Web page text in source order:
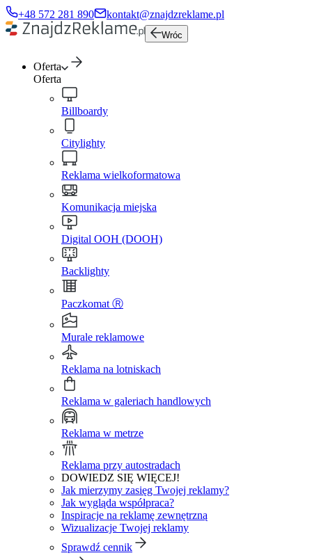
+48 572 281 890 kontakt@znajdzreklame.pl
Wróc
Oferta
Oferta
Billboardy
Citylighty
Reklama wielkoformatowa
Komunikacja miejska
Digital OOH (DOOH)
Backlighty
Paczkomat Ⓡ
Murale reklamowe
Reklama na lotniskach
Reklama w galeriach handlowych
Reklama w metrze
Reklama przy autostradach
DOWIEDZ SIĘ WIĘCEJ!
Jak mierzymy zasięg Twojej reklamy?
Jak wygląda współpraca?
Inspiracje na reklamę zewnętrzną
Wizualizacje Twojej reklamy
Sprawdź cennik